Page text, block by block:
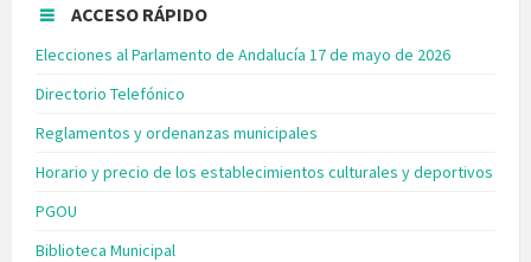
ACCESO RÁPIDO
Elecciones al Parlamento de Andalucía 17 de mayo de 2026
Directorio Telefónico
Reglamentos y ordenanzas municipales
Horario y precio de los establecimientos culturales y deportivos
PGOU
Biblioteca Municipal